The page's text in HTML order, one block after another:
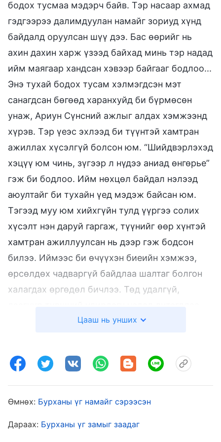
бодох тусмаа мэдэрч байв. Тэр насаар ахмад
гэдгээрээ далимдуулан намайг зориуд хүнд
байдалд оруулсан шүү дээ. Бас өөрийг нь
ахин дахин харж үзээд байхад минь тэр надад
ийм маягаар хандсан хэвээр байгааг бодлоо...
Энэ тухай бодох тусам хэлмэгдсэн мэт
санагдсан бөгөөд харанхуйд би бүрмөсөн
унаж, Ариун Сүнсний ажлыг алдах хэмжээнд
хүрэв. Тэр үеэс эхлээд би түүнтэй хамтран
ажиллах хүсэлгүй болсон юм. “Шийдвэрлэхэд
хэцүү юм чинь, зүгээр л нүдээ аниад өнгөрье”
гэж би бодлоо. Ийм нөхцөл байдал нэлээд
аюултайг би тухайн үед мэдэж байсан юм.
Тэгээд муу юм хийхгүйн тулд үүргээ солих
хүсэлт нэн даруй гаргаж, түүнийг өөр хүнтэй
хамтран ажиллуулсан нь дээр гэж бодсон
билээ. Иймээс би өчүүхэн биеийн хэмжээ,
өрсөлдөх чадваргүй байдлаа шалтаг болгон
халагдах өргөдөл бичлээ. Төд удалгүй,
хүлээж, огцрох тухай зарчим болон Бурхан
сэтгэл минь хатуурчхаад зөөлөрч өгөхгүй
байсан юм.
толгой минь хов хоосон байлаа. Залбирах
Цааш нь унших
Өмнөх: Бурханы үг намайг сэрээсэн
Дараах: Бурханы үг замыг заадаг